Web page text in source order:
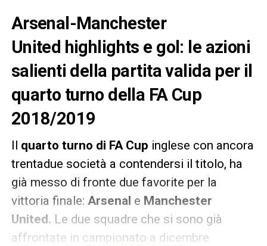
Arsenal-Manchester
United highlights e gol: le azioni
salienti della partita valida per il
quarto turno della FA Cup
2018/2019
quarto turno di FA Cup inglese con ancora
trentadue società a contendersi il titolo, ha
già messo di fronte due favorite per la
vittoria finale: Arsenal e Manchester
United. Le due squadre che si sono già
affrontate in campionato a dicembre